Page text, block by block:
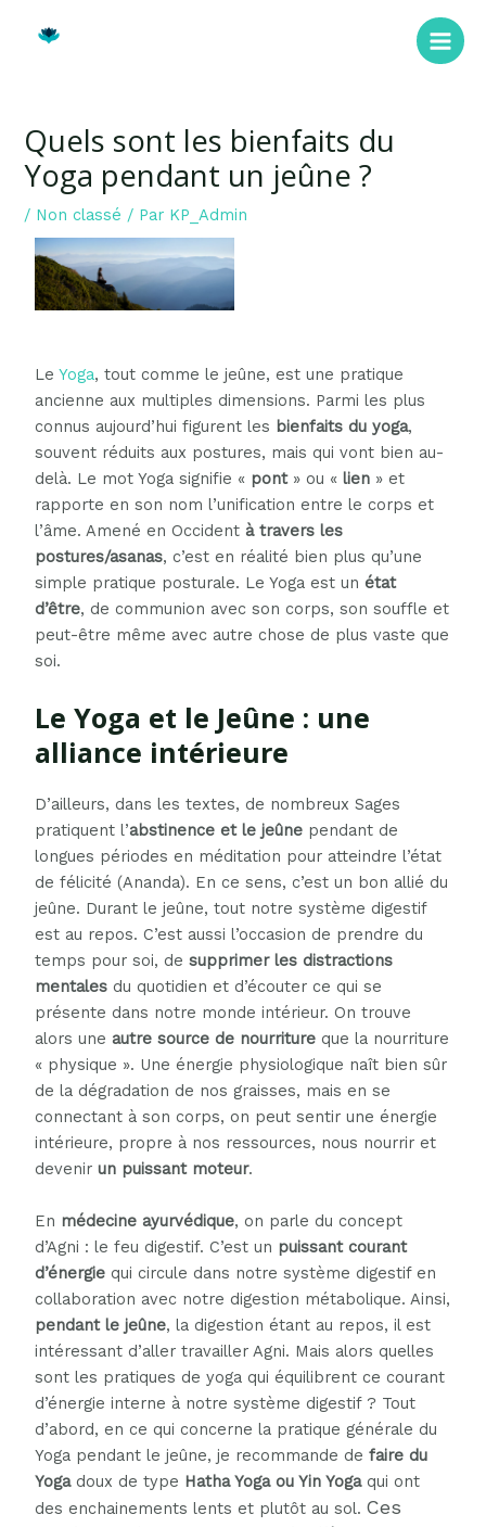
Quels sont les bienfaits du
Yoga pendant un jeûne ?
/ Non classé / Par KP_Admin
LeYoga, tout comme le jeûne, est une pratique
ancienne aux multiples dimensions. Parmi les plus
connus aujourd’hui figurent les bienfaits du yoga,
souvent réduits aux postures, mais qui vont bien au-
delà. Le mot Yoga signifie « pont» ou «lien » et
rapporte en son nom l’unification entre le corps et
l’âme. Amené en Occident à travers les
postures/asanas, c’est en réalité bien plus qu’une
simple pratique posturale. Le Yoga est un état
d’être, de communion avec son corps, son souffle et
peut-être même avec autre chose de plus vaste que
soi.
Le Yoga et le Jeûne : une
alliance intérieure
D’ailleurs, dans les textes, de nombreux Sages
pratiquent l’abstinence et le jeûne pendant de
longues périodes en méditation pour atteindre l’état
de félicité (Ananda). En ce sens, c’est un bon allié du
jeûne. Durant le jeûne, tout notre système digestif
est au repos. C’est aussi l’occasion de prendre du
temps pour soi, de supprimer les distractions
mentales du quotidien et d’écouter ce qui se
présente dans notre monde intérieur. On trouve
alors une autre source de nourriture que la nourriture
« physique ». Une énergie physiologique naît bien sûr
de la dégradation de nos graisses, mais en se
connectant à son corps, on peut sentir une énergie
intérieure, propre à nos ressources, nous nourrir et
devenirun puissant moteur.
En médecine ayurvédique, on parle du concept
d’Agni : le feu digestif. C’est un puissant courant
d’énergie qui circule dans notre système digestif en
collaboration avec notre digestion métabolique. Ainsi,
pendant le jeûne, la digestion étant au repos, il est
intéressant d’aller travailler Agni. Mais alors quelles
sont les pratiques de yoga qui équilibrent ce courant
d’énergie interne à notre système digestif ? Tout
d’abord, en ce qui concerne la pratique générale du
Yoga pendant le jeûne, je recommande de faire du
Yogadoux de type Hatha Yoga ou Yin Yogaqui ont
des enchainements lents et plutôt au sol.Ces